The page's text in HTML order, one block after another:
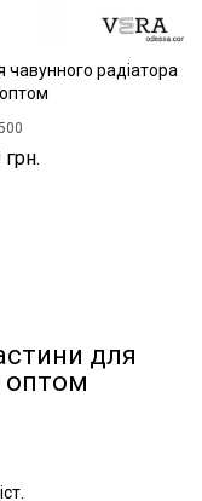
чавунного радіатора
для
оптом